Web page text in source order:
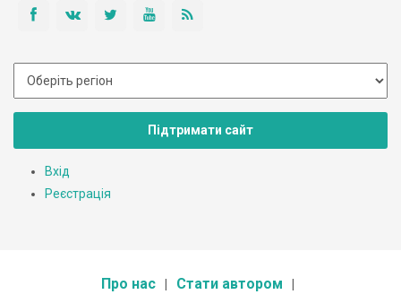
Підтримати сайт
Вхід
Реєстрація
Про нас Стати автором